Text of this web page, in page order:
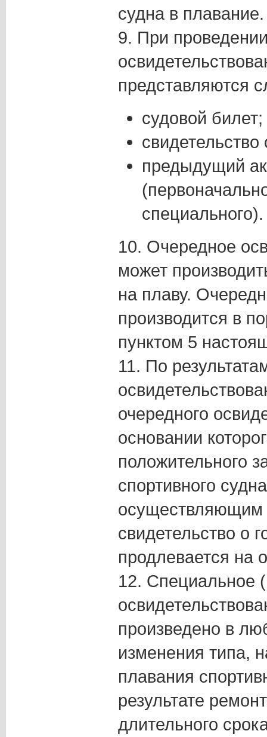
судна в плавание.
9. При
представляются
судовой билет;
предыдущий
специального).
10. Очередное
может
на плаву.
производится в
пунктом 5
11. По
очередного
основании
положительного
спортивного
осуществляющим
свидетельство о
продлевается на
12. Специальное
произведено в
изменения типа,
плавания
результате
длительного